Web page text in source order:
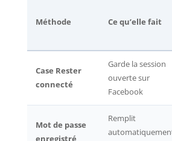
Méthode Ce qu’elle fait
Case Rester
connecté
Garde la session
ouverte sur
Facebook
Mot de passe
enregistré
Remplit